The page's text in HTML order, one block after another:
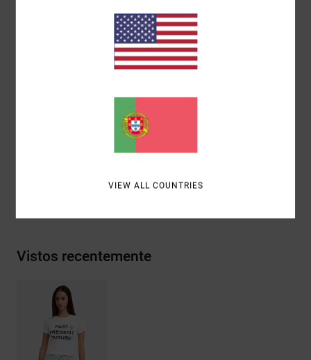
artista ANP Antonia Figueiredo
[Tecido principal] 95% algodão orgânico, 5%
Envio& Devoluciones
ANTONIA FIGUEIREDO
Vistos recentemente
VIEW ALL COUNTRIES